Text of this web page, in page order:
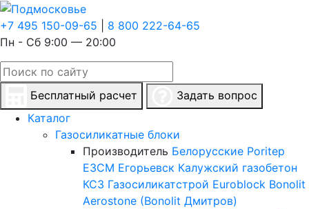
+7 495 150-09-65
8 800 222-64-65
Пн - Сб 9:00 — 20:00
Бесплатный расчет
Задать вопрос
Каталог
Газосиликатные блоки
Производитель Белорусские Poritep
ЕЗСМ Егорьевск Калужский газобетон
КСЗ Газосиликатстрой Euroblock Bonolit
Aerostone (Bonolit Дмитров)